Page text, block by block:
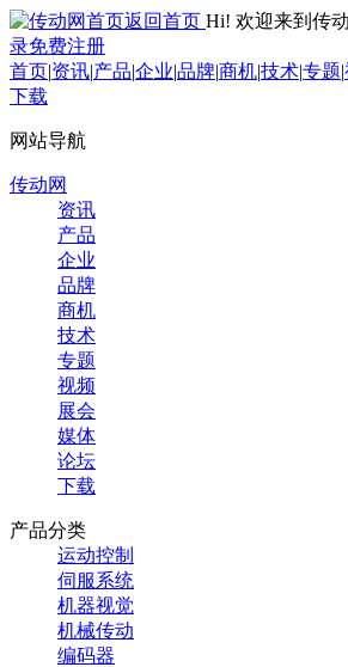
返回首页 Hi! 欢迎来到传
录免费注册
首页|资讯|产品|企业|品牌|商机|技术|专题|
下载
网站导航
传动网
资讯
产品
企业
品牌
商机
技术
专题
视频
展会
媒体
论坛
下载
产品分类
运动控制
伺服系统
机器视觉
机械传动
编码器